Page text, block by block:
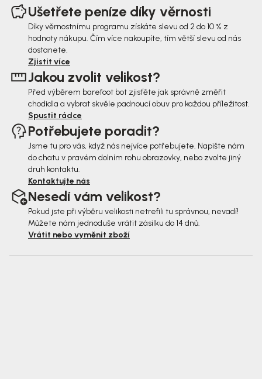
Ušetřete peníze díky věrnosti
Díky věrnostnímu programu získáte slevu od 2 do 10 % z
hodnoty nákupu. Čím více nakoupíte, tím větší slevu od nás
dostanete.
Zjistit více
Jakou zvolit velikost?
Před výběrem barefoot bot zjisťěte jak správně změřit
chodidla a vybrat skvěle padnoucí obuv pro každou příležitost.
Spustit rádce
Potřebujete poradit?
Jsme tu pro vás, když nás nejvíce potřebujete. Napište nám
do chatu v pravém dolním rohu obrazovky, nebo zvolte jiný
druh kontaktu.
Kontaktujte nás
Nesedí vám velikost?
Pokud jste při výběru velikosti netrefili tu správnou, nevadí!
Můžete nám jednoduše vrátit zásilku do 14 dnů.
Vrátit nebo vyměnit zboží